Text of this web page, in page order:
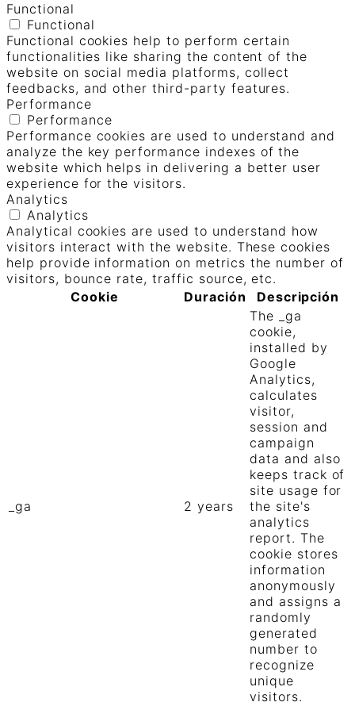
Functional
Functional
Functional cookies help to perform certain
functionalities like sharing the content of the
website on social media platforms, collect
feedbacks, and other third-party features.
Performance
Performance
Performance cookies are used to understand and
analyze the key performance indexes of the
website which helps in delivering a better user
experience for the visitors.
Analytics
Analytics
Analytical cookies are used to understand how
visitors interact with the website. These cookies
help provide information on metrics the number of
visitors, bounce rate, traffic source, etc.
Cookie
Duración Descripción
_ga 2 years
The _ga
cookie,
installed by
Google
Analytics,
calculates
visitor,
session and
campaign
data and also
keeps track of
site usage for
the site's
analytics
report. The
cookie stores
information
anonymously
and assigns a
randomly
generated
number to
recognize
unique
visitors.